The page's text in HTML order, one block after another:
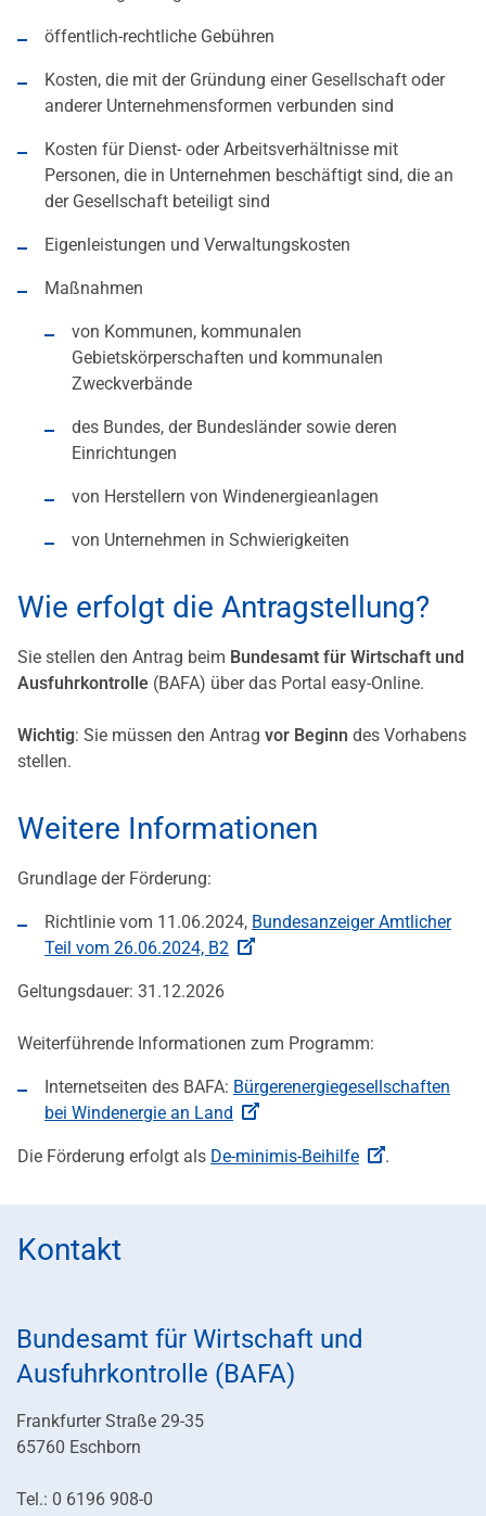
öffentlich-rechtliche Gebühren
Kosten, die mit der Gründung einer Gesellschaft oder
anderer Unternehmensformen verbunden sind
Kosten für Dienst- oder Arbeitsverhältnisse mit
Personen, die in Unternehmen beschäftigt sind, die an
der Gesellschaft beteiligt sind
Eigenleistungen und Verwaltungskosten
Maßnahmen
von Kommunen, kommunalen
Gebietskörperschaften und kommunalen
Zweckverbände
des Bundes, der Bundesländer sowie deren
Einrichtungen
von Herstellern von Windenergieanlagen
von Unternehmen in Schwierigkeiten
Wie erfolgt die Antragstellung?
Sie stellen den Antrag beim Bundesamt für Wirtschaft und
Ausfuhrkontrolle (BAFA) über das Portal easy-Online.
Wichtig: Sie müssen den Antrag vor Beginn des Vorhabens
stellen.
Weitere Informationen
Grundlage der Förderung:
Richtlinie vom 11.06.2024, Bundesanzeiger Amtlicher
Teil vom 26.06.2024, B2
Geltungsdauer: 31.12.2026
Weiterführende Informationen zum Programm:
Internetseiten des BAFA: Bürgerenergiegesellschaften
bei Windenergie an Land
Die Förderung erfolgt als De-minimis-Beihilfe .
Kontakt
Bundesamt für Wirtschaft und
Ausfuhrkontrolle (BAFA)
Frankfurter Straße 29-35
65760 Eschborn
Tel.: 0 6196 908-0